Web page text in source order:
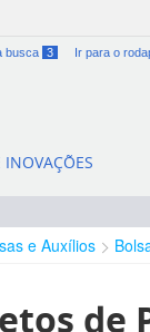
busca 3 Ir para o
e Auxílios
de